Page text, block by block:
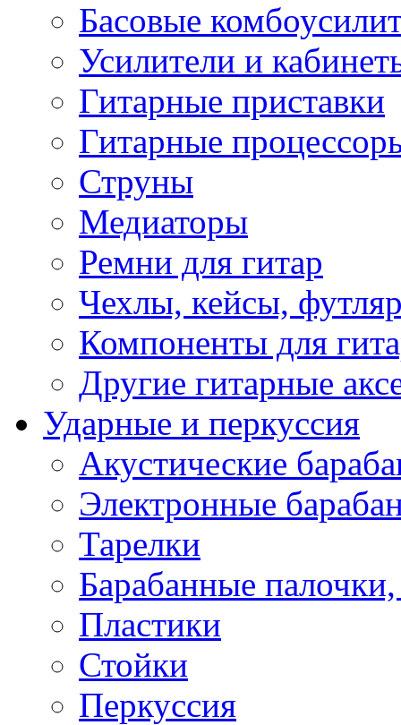
Басовые
Усилители и
Гитарные приставки
Гитарные
Струны
Медиаторы
Ремни для гитар
Чехлы, кейсы,
Компоненты для
Другие гитарные
Ударные и перкуссия
Акустические
Электронные
Тарелки
Барабанные
Пластики
Стойки
Перкуссия